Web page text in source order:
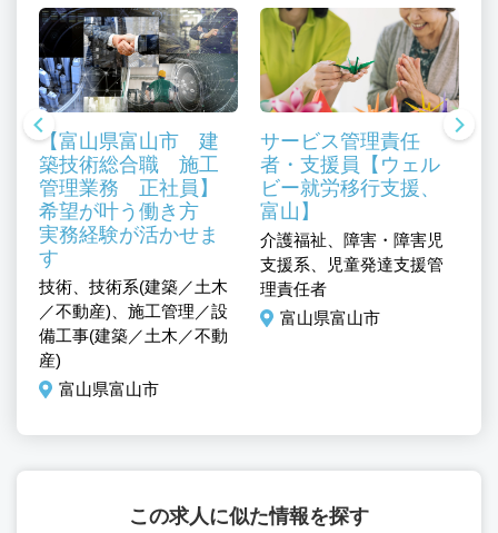
【富山県富山市 建
築技術総合職 施工
管理業務 正社員】
希望が叶う働き方
実務経験が活かせま
す
技術、技術系(建築／土木
／不動産)、施工管理／設
備工事(建築／土木／不動
産)
富山県富山市
サービス管理責任
者・支援員【ウェル
ビー就労移行支援、
富山】
介護福祉、障害・障害児
支援系、児童発達支援管
理責任者
富山県富山市
この求人に似た情報を探す